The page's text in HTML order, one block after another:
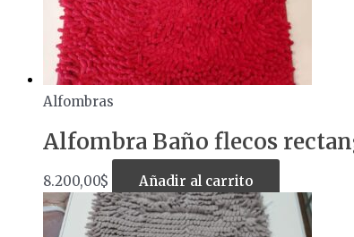
Alfombras
Alfombra Baño flecos
8.200,00$ Añadir al carrito